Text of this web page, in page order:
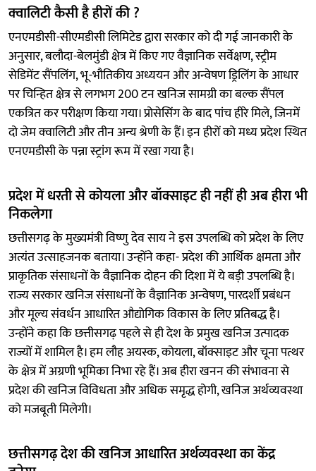
क्वालिटी कैसी है हीरों की ?
एनएमडीसी-सीएमडीसी लिमिटेड द्वारा सरकार को दी गई जानकारी के
अनुसार, बलौदा-बेलमुंडी क्षेत्र में किए गए वैज्ञानिक सर्वेक्षण, स्ट्रीम
सेडिमेंट सैंपलिंग, भू-भौतिकीय अध्ययन और अन्वेषण ड्रिलिंग के आधार
पर चिन्हित क्षेत्र से लगभग 200 टन खनिज सामग्री का बल्क सैंपल
एकत्रित कर परीक्षण किया गया। प्रोसेसिंग के बाद पांच हीरे मिले, जिनमें
दो जेम क्वालिटी और तीन अन्य श्रेणी के हैं। इन हीरों को मध्य प्रदेश स्थित
एनएमडीसी के पन्ना स्ट्रांग रूम में रखा गया है।
प्रदेश में धरती से कोयला और बॉक्साइट ही नहीं ही अब हीरा भी
निकलेगा
छत्तीसगढ़ के मुख्यमंत्री विष्णु देव साय ने इस उपलब्धि को प्रदेश के लिए
अत्यंत उत्साहजनक बताया। उन्होंने कहा- प्रदेश की आर्थिक क्षमता और
प्राकृतिक संसाधनों के वैज्ञानिक दोहन की दिशा में ये बड़ी उपलब्धि है।
राज्य सरकार खनिज संसाधनों के वैज्ञानिक अन्वेषण, पारदर्शी प्रबंधन
और मूल्य संवर्धन आधारित औद्योगिक विकास के लिए प्रतिबद्ध है।
उन्होंने कहा कि छत्तीसगढ़ पहले से ही देश के प्रमुख खनिज उत्पादक
राज्यों में शामिल है। हम लौह अयस्क, कोयला, बॉक्साइट और चूना पत्थर
के क्षेत्र में अग्रणी भूमिका निभा रहे हैं। अब हीरा खनन की संभावना से
प्रदेश की खनिज विविधता और अधिक समृद्ध होगी, खनिज अर्थव्यवस्था
को मजबूती मिलेगी।
छत्तीसगढ़ देश की खनिज आधारित अर्थव्यवस्था का केंद्र